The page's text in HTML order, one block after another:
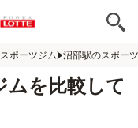
ポーツジム 沼部駅のスポー
ムを比較して